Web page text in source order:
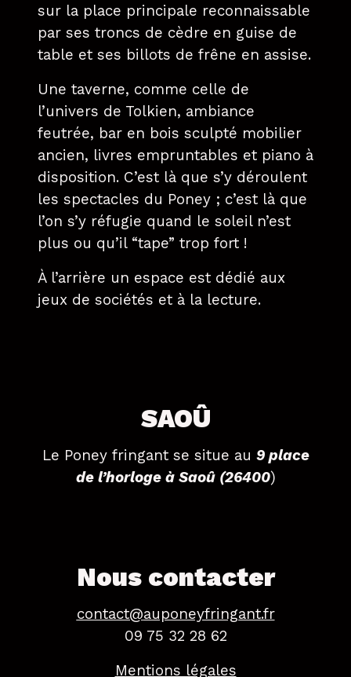
sur la place principale reconnaissable
par ses troncs de cèdre en guise de
table et ses billots de frêne en assise.
Une taverne, comme celle de
l’univers de Tolkien, ambiance
feutrée, bar en bois sculpté mobilier
ancien, livres empruntables et piano à
disposition. C’est là que s’y déroulent
les spectacles du Poney ; c’est là que
l’on s’y réfugie quand le soleil n’est
plus ou qu’il “tape” trop fort !
À l’arrière un espace est dédié aux
jeux de sociétés et à la lecture.
SAOÛ
Le Poney fringant se situe au 9 place
de l’horloge à Saoû (26400)
Nous contacter
contact@auponeyfringant.fr
09 75 32 28 62
Mentions légales